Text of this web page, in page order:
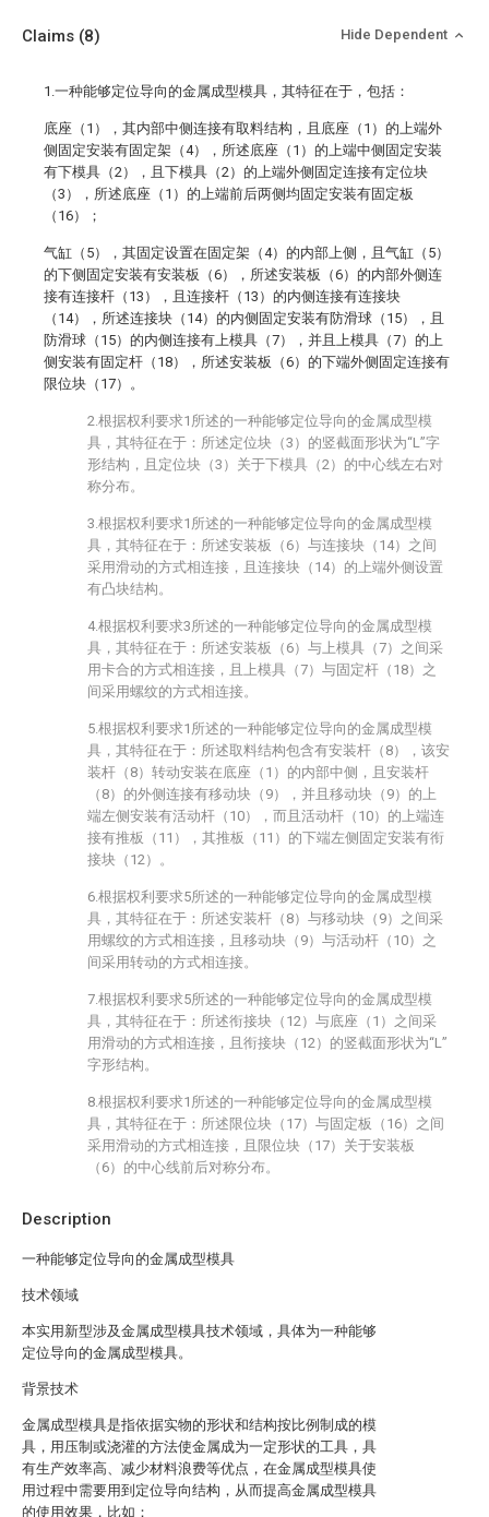
Description
一种能够定位导向的金属成型模具
技术领域
本实用新型涉及金属成型模具技术领域，具体为一种能够
定位导向的金属成型模具。
背景技术
金属成型模具是指依据实物的形状和结构按比例制成的模
具，用压制或浇灌的方法使金属成为一定形状的工具，具
有生产效率高、减少材料浪费等优点，在金属成型模具使
用过程中需要用到定位导向结构，从而提高金属成型模具
的使用效果，比如：
Claims (8) Hide Dependent
1.一种能够定位导向的金属成型模具，其特征在于，包括：
底座（1），其内部中侧连接有取料结构，且底座（1）的上端外
侧固定安装有固定架（4），所述底座（1）的上端中侧固定安装
有下模具（2），且下模具（2）的上端外侧固定连接有定位块
（3），所述底座（1）的上端前后两侧均固定安装有固定板
（16）；
气缸（5），其固定设置在固定架（4）的内部上侧，且气缸（5）
的下侧固定安装有安装板（6），所述安装板（6）的内部外侧连
接有连接杆（13），且连接杆（13）的内侧连接有连接块
（14），所述连接块（14）的内侧固定安装有防滑球（15），且
防滑球（15）的内侧连接有上模具（7），并且上模具（7）的上
侧安装有固定杆（18），所述安装板（6）的下端外侧固定连接有
限位块（17）。
2.根据权利要求1所述的一种能够定位导向的金属成型模
具，其特征在于：所述定位块（3）的竖截面形状为“L”字
形结构，且定位块（3）关于下模具（2）的中心线左右对
称分布。
3.根据权利要求1所述的一种能够定位导向的金属成型模
具，其特征在于：所述安装板（6）与连接块（14）之间
采用滑动的方式相连接，且连接块（14）的上端外侧设置
有凸块结构。
4.根据权利要求3所述的一种能够定位导向的金属成型模
具，其特征在于：所述安装板（6）与上模具（7）之间采
用卡合的方式相连接，且上模具（7）与固定杆（18）之
间采用螺纹的方式相连接。
5.根据权利要求1所述的一种能够定位导向的金属成型模
具，其特征在于：所述取料结构包含有安装杆（8），该安
装杆（8）转动安装在底座（1）的内部中侧，且安装杆
（8）的外侧连接有移动块（9），并且移动块（9）的上
端左侧安装有活动杆（10），而且活动杆（10）的上端连
接有推板（11），其推板（11）的下端左侧固定安装有衔
接块（12）。
6.根据权利要求5所述的一种能够定位导向的金属成型模
具，其特征在于：所述安装杆（8）与移动块（9）之间采
用螺纹的方式相连接，且移动块（9）与活动杆（10）之
间采用转动的方式相连接。
7.根据权利要求5所述的一种能够定位导向的金属成型模
具，其特征在于：所述衔接块（12）与底座（1）之间采
用滑动的方式相连接，且衔接块（12）的竖截面形状为“L”
字形结构。
8.根据权利要求1所述的一种能够定位导向的金属成型模
具，其特征在于：所述限位块（17）与固定板（16）之间
采用滑动的方式相连接，且限位块（17）关于安装板
（6）的中心线前后对称分布。